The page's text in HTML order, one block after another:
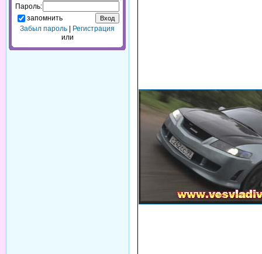
Пароль:
запомнить
Забыл пароль
Регистрация
или